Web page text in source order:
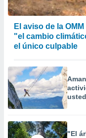
El aviso de la
"el cambio
el único culpable
"El